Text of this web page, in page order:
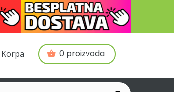
0 proizvoda
Korpa